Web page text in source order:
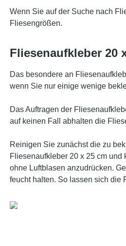
Wenn Sie auf der Suche nach
Fliesengrößen.
Fliesenaufkleber 20
Das besondere an
wenn Sie nur einige wenige
Das Auftragen der
auf keinen Fall abhalten die
Reinigen Sie zunächst die zu
Fliesenaufkleber 20 x 25 cm
ohne Luftblasen anzudrücken.
feucht halten. So lassen sich die